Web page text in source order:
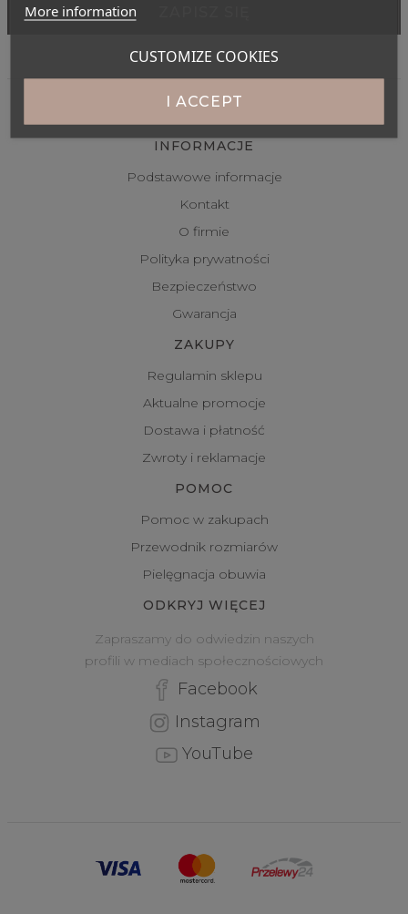
INFORMACJE
Podstawowe informacje
Kontakt
O firmie
Polityka prywatności
Bezpieczeństwo
Gwarancja
ZAKUPY
Regulamin sklepu
Aktualne promocje
Dostawa i płatność
Zwroty i reklamacje
POMOC
Pomoc w zakupach
Przewodnik rozmiarów
Pielęgnacja obuwia
ODKRYJ WIĘCEJ
Zapraszamy do odwiedzin naszych
profili w mediach społecznościowych
Facebook
Instagram
YouTube
More information
CUSTOMIZE COOKIES
I ACCEPT